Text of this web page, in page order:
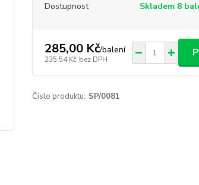
Dostupnost Skladem 8
285,00 Kč/balení
235,54 Kč bez DPH
Číslo produktu: SP/0081